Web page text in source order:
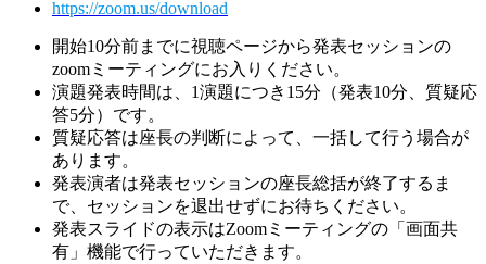
https://zoom.us/download
開始10分前までに視聴ページから発表セッションの
zoomミーティングにお入りください。
演題発表時間は、1演題につき15分（発表10分、質疑応
答5分）です。
質疑応答は座長の判断によって、一括して行う場合が
あります。
発表演者は発表セッションの座長総括が終了するま
で、セッションを退出せずにお待ちください。
発表スライドの表示はZoomミーティングの「画面共
有」機能で行っていただきます。